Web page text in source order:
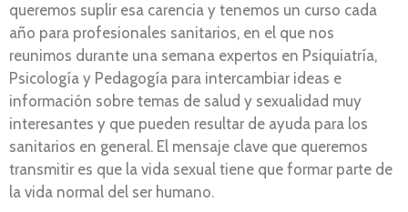
queremos suplir esa carencia y tenemos un curso cada
año para profesionales sanitarios, en el que nos
reunimos durante una semana expertos en Psiquiatría,
Psicología y Pedagogía para intercambiar ideas e
información sobre temas de salud y sexualidad muy
interesantes y que pueden resultar de ayuda para los
sanitarios en general. El mensaje clave que queremos
transmitir es que la vida sexual tiene que formar parte de
la vida normal del ser humano.